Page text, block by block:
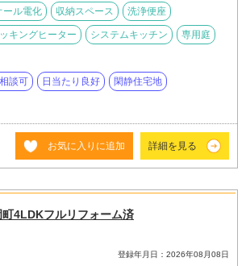
ール電化 収納スペース 洗浄便座
ッキングヒーター システムキッチン 専用庭
談可 日当たり良好 閑静住宅地
お気に入りに追加 詳細を見る
町4LDKフルリフォーム済
登録年月日：2026年08月08日